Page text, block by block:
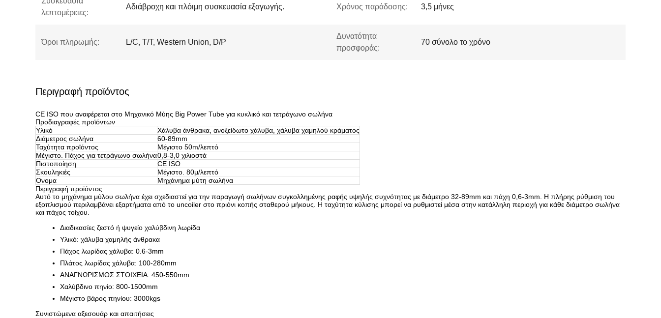
λεπτομέρειες:
Αδιάβροχη και πλόιμη συσκευασία εξαγωγής. Χρόνος παράδοσης: 3,5 μήνες
Όροι πληρωμής: L/C, T/T, Western Union, D/P
Δυνατότητα
προσφοράς:
70 σύνολο το χρόνο
Περιγραφή προϊόντος
CE ISO που αναφέρεται στο Μηχανικό Μύης Big Power Tube για κυκλικό και τετράγωνο σωλήνα
Προδιαγραφές προϊόντων
Υλικό
Χάλυβα άνθρακα, ανοξείδωτο χάλυβα, χάλυβα χαμηλού κράματος
Διάμετρος σωλήνα
60-89mm
Ταχύτητα προϊόντος
Μέγιστο 50m/λεπτό
Μέγιστο. Πάχος για τετράγωνο σωλήνα0,8-3,0 χιλιοστά
Πιστοποίηση
CE ISO
Σκουληκιές
Μέγιστο. 80μ/λεπτό
Ονομα
Μηχάνημα μύτη σωλήνα
Περιγραφή προϊόντος
Αυτό το μηχάνημα μύλου σωλήνα έχει σχεδιαστεί για την παραγωγή σωλήνων συγκολλημένης ραφής υψηλής συχνότητας με διάμετρο 32-89mm και πάχη 0,6-3mm. Η πλήρης ρύθμιση του
εξοπλισμού περιλαμβάνει εξαρτήματα από το uncoiler στο πριόνι κοπής σταθερού μήκους. Η ταχύτητα κύλισης μπορεί να ρυθμιστεί μέσα στην κατάλληλη περιοχή για κάθε διάμετρο σωλήνα
και πάχος τοίχου.
Διαδικασίες ζεστό ή ψυγείο χαλύβδινη λωρίδα
Υλικό: χάλυβα χαμηλής άνθρακα
Πάχος λωρίδας χάλυβα: 0.6-3mm
Πλάτος λωρίδας χάλυβα: 100-280mm
ΑΝΑΓΝΩΡΙΣΜΟΣ ΣΤΟΙΧΕΙΑ: 450-550mm
Χαλύβδινο πηνίο: 800-1500mm
Μέγιστο βάρος πηνίου: 3000kgs
Συνιστώμενα αξεσουάρ και απαιτήσεις